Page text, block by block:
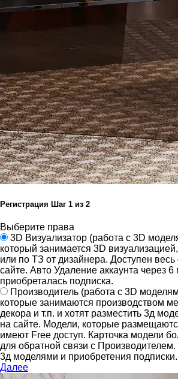
Регистрация Шаг 1 из 2
Выберите права
3D Визуализатор (работа с 3D
который занимается 3D
или по ТЗ от дизайнера. Доступен
сайте. Авто Удаление аккаунта через
приобреталась подписка.
Производитель (работа с 3D
которые занимаются производством
декора и т.п. и хотят разместить 3д
на сайте. Модели, которые
имеют Free доступ. Карточка модели
для обратной связи с Производителем.
3д моделями и приобретения подписки.
Далее